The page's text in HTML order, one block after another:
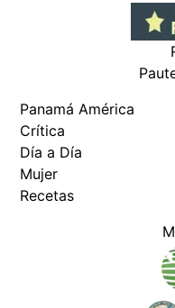
Panamá América
Crítica
Día a Día
Mujer
Recetas